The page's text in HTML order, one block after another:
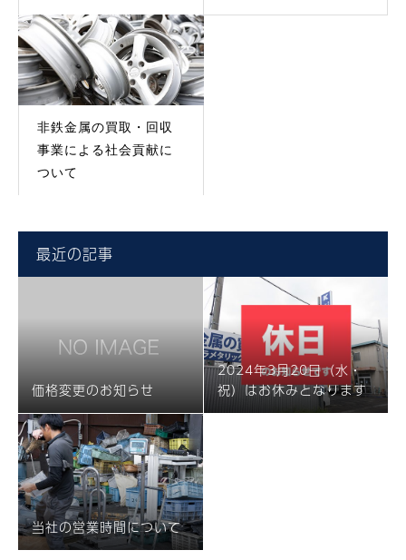
非鉄金属の買取・回収
事業による社会貢献に
ついて
最近の記事
価格変更のお知らせ
2024年3月20日（水・
祝）はお休みとなります
当社の営業時間について